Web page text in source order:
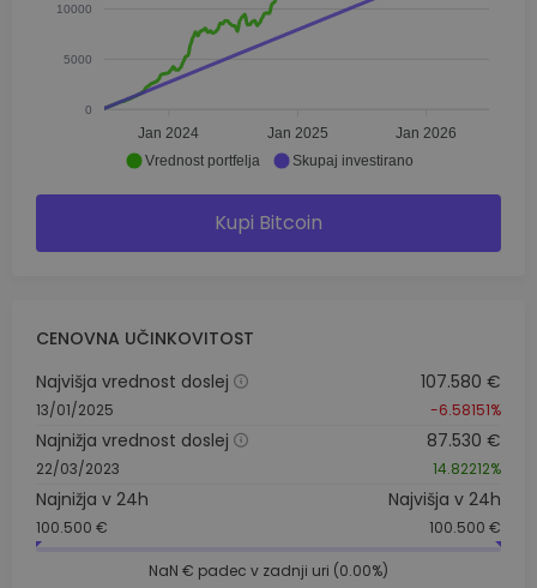
10000
5000
0
Jan 2024 Jan 2025 Jan 2026
Vrednost portfelja Skupaj investirano
Kupi Bitcoin
CENOVNA UČINKOVITOST
Najvišja vrednost doslej
13/01/2025
107.580 €
-6.58151%
Najnižja vrednost doslej
22/03/2023
87.530 €
14.82212%
Najnižja v 24h
100.500 €
Najvišja v 24h
100.500 €
NaN € padec v zadnji uri (0.00%)